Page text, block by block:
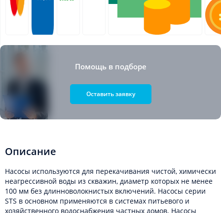
Помощь в подборе
Оставить заявку
Описание
Насосы используются для перекачивания чистой, химически
неагрессивной воды из скважин, диаметр которых не менее
100 мм без длинноволокнистых включений. Насосы серии
STS в основном применяются в системах питьевого и
хозяйственного водоснабжения частных домов. Насосы